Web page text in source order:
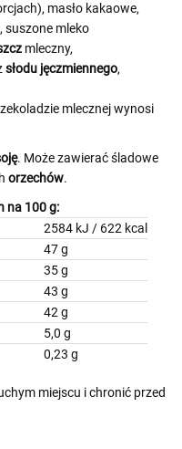
masło kakaowe,
, suszone mleko
mleczny,
słodu jęczmiennego,
mlecznej wynosi
. Może zawierać śladowe
orzechów.
na 100 g:
2584 kJ / 622 kcal
47 g
35 g
43 g
42 g
5,0 g
0,23 g
miejscu i chronić przed